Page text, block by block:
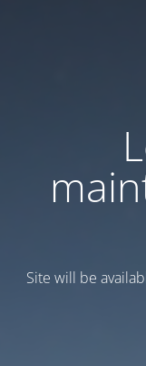
Site will be